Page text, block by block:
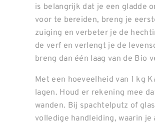
is belangrijk dat je een gladde
voor te bereiden, breng je
zuiging en verbeter je de
de verf en verlengt je de
breng dan één laag van de Bio
Met een hoeveelheid van 1 kg
lagen. Houd er rekening mee
wanden. Bij spachtelputz of
volledige handleiding, waarin